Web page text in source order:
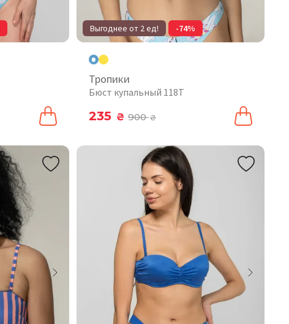
Выгоднее от 2 ед! -74%
Тропики
Бюст купальный 118T
235 ₴ 900₴